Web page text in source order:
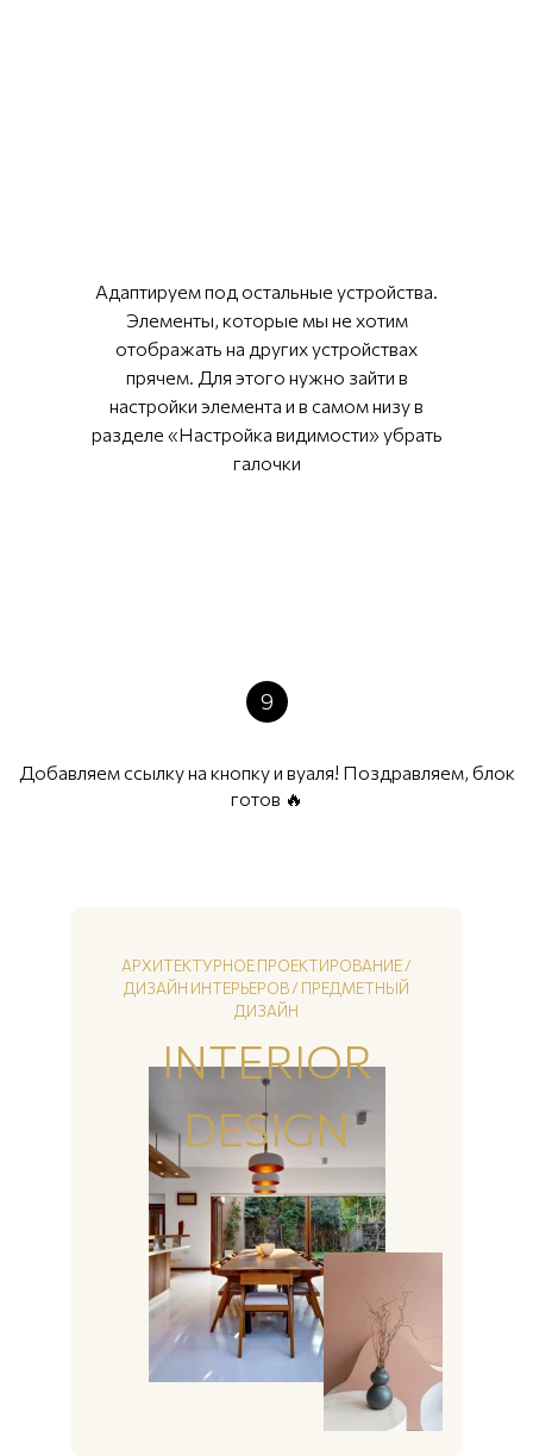
Адаптируем под остальные устройства.
Элементы, которые мы не хотим
отображать на других устройствах
прячем. Для этого нужно зайти в
настройки элемента и в самом низу в
разделе «Настройка видимости» убрать
галочки
9
Добавляем ссылку на кнопку и вуаля! Поздравляем, блок
готов 🔥
INTERIOR
DESIGN
АРХИТЕКТУРНОЕ ПРОЕКТИРОВАНИЕ /
ДИЗАЙН ИНТЕРЬЕРОВ / ПРЕДМЕТНЫЙ
ДИЗАЙН